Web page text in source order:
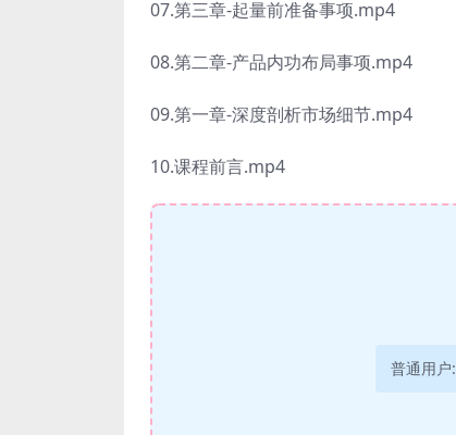
07.第三章-起量前准备事项.mp4
08.第二章-产品内功布局事项.mp4
09.第一章-深度剖析市场细节.mp4
10.课程前言.mp4
普通用户: